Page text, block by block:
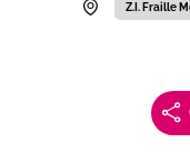
Z.I. Fraille